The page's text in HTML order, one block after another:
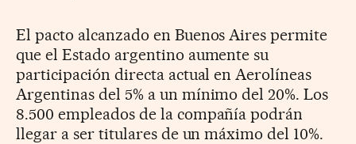
El pacto alcanzado en Buenos Aires permite
que el Estado argentino aumente su
participación directa actual en Aerolíneas
Argentinas del 5% a un mínimo del 20%. Los
8.500 empleados de la compañía podrán
llegar a ser titulares de un máximo del 10%.